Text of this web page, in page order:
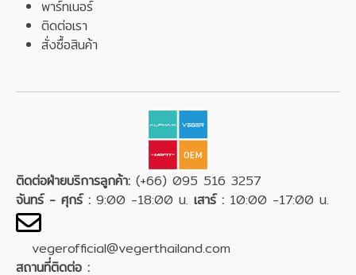
พาร์ทเนอร์
ติดต่อเรา
สั่งซื้อสินค้า
ติดต่อฝ่ายบริการลูกค้า: (+66) 095 516 3257
จันทร์ - ศุกร์ : 9:00 -18:00 น. เสาร์ : 10:00 -17:00 น.
vegerofficial@vegerthailand.com
สถานที่ติดต่อ :